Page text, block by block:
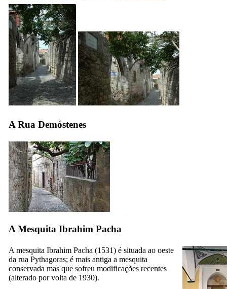
A Rua Demóstenes
A Mesquita Ibrahim Pacha
A mesquita Ibrahim Pacha (1531) é situada ao oeste
da rua Pythagoras; é mais antiga a mesquita
conservada mas que sofreu modificações recentes
(alterado por volta de 1930).